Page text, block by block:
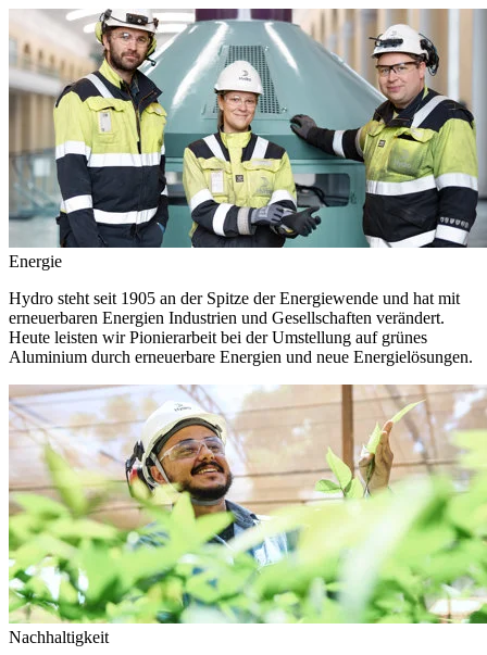
Energie
Hydro steht seit 1905 an der Spitze der Energiewende und hat mit
erneuerbaren Energien Industrien und Gesellschaften verändert.
Heute leisten wir Pionierarbeit bei der Umstellung auf grünes
Aluminium durch erneuerbare Energien und neue Energielösungen.
Nachhaltigkeit